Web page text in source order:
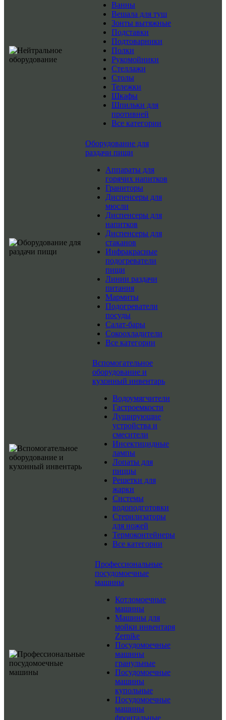
Ванны
Вешала для туш
Зонты вытяжные
Подставки
Подтоварники
Полки
Рукомойники
Стеллажи
Столы
Тележки
Шкафы
Шпильки для
противней
Все категории
Оборудование для
раздачи пищи
Аппараты для
горячих напитков
Граниторы
Диспенсеры для
мюсли
Диспенсеры для
напитков
Диспенсеры для
стаканов
Инфракрасные
подогреватели
пищи
Линии раздачи
питания
Мармиты
Подогреватели
посуды
Салат-бары
Сокоохладители
Все категории
Вспомогательное
оборудование и
кухонный инвентарь
Водоумягчители
Гастроемкости
Душирующие
устройства и
смесители
Инсектицидные
лампы
Лопаты для
пиццы
Решетки для
жарки
Системы
водоподготовки
Стерилизаторы
для ножей
Термоконтейнеры
Все категории
Профессиональные
посудомоечные
машины
Котломоечные
машины
Машины для
мойки инвентаря
Zernike
Посудомоечные
машины
гранульные
Посудомоечные
машины
купольные
Посудомоечные
машины
фронтальные